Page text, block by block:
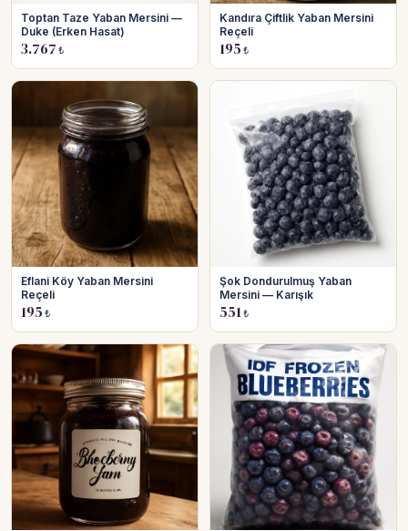
Toptan Taze Yaban Mersini —
Duke (Erken Hasat)
3.767 ₺
Kandıra Çiftlik Yaban Mersini
Reçeli
195 ₺
Eflani Köy Yaban Mersini
Reçeli
195 ₺
Şok Dondurulmuş Yaban
Mersini — Karışık
551₺